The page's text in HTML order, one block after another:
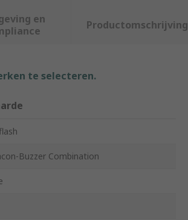
en
Productomschrijving
te selecteren.
Buzzer Combination